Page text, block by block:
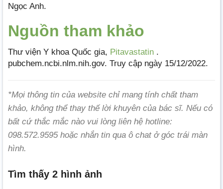
Ngọc Anh.
Nguồn tham khảo
Thư viện Y khoa Quốc gia, Pitavastatin .
pubchem.ncbi.nlm.nih.gov. Truy cập ngày 15/12/2022.
*Mọi thông tin của website chỉ mang tính chất tham
khảo, không thể thay thế lời khuyên của bác sĩ. Nếu có
bất cứ thắc mắc nào vui lòng liên hệ hotline:
098.572.9595 hoặc nhắn tin qua ô chat ở góc trái màn
hình.
Tìm thấy 2 hình ảnh